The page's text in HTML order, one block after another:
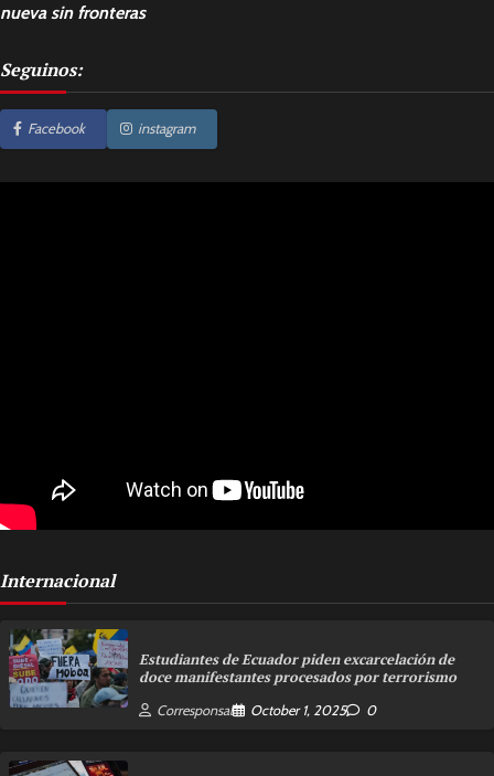
nueva sin fronteras
Seguinos:
Facebook instagram
Internacional
Estudiantes de Ecuador piden excarcelación de
doce manifestantes procesados por terrorismo
Corresponsal October 1, 2025 0